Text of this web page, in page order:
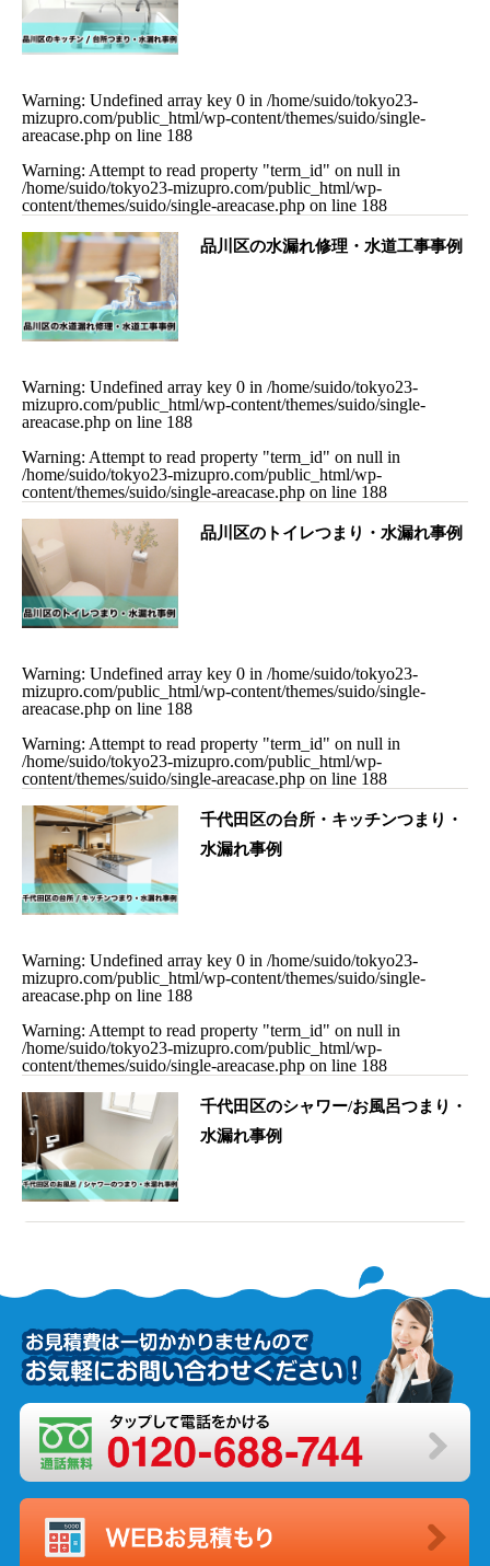
Warning: Undefined array key 0 in /home/suido/tokyo23-
mizupro.com/public_html/wp-content/themes/suido/single-
areacase.php on line 188
Warning: Attempt to read property "term_id" on null in
/home/suido/tokyo23-mizupro.com/public_html/wp-
content/themes/suido/single-areacase.php on line 188
品川区の水漏れ修理・水道工事事例
Warning: Undefined array key 0 in /home/suido/tokyo23-
mizupro.com/public_html/wp-content/themes/suido/single-
areacase.php on line 188
Warning: Attempt to read property "term_id" on null in
/home/suido/tokyo23-mizupro.com/public_html/wp-
content/themes/suido/single-areacase.php on line 188
品川区のトイレつまり・水漏れ事例
Warning: Undefined array key 0 in /home/suido/tokyo23-
mizupro.com/public_html/wp-content/themes/suido/single-
areacase.php on line 188
Warning: Attempt to read property "term_id" on null in
/home/suido/tokyo23-mizupro.com/public_html/wp-
content/themes/suido/single-areacase.php on line 188
千代田区の台所・キッチンつまり・
水漏れ事例
Warning: Undefined array key 0 in /home/suido/tokyo23-
mizupro.com/public_html/wp-content/themes/suido/single-
areacase.php on line 188
Warning: Attempt to read property "term_id" on null in
/home/suido/tokyo23-mizupro.com/public_html/wp-
content/themes/suido/single-areacase.php on line 188
千代田区のシャワー/お風呂つまり・
水漏れ事例